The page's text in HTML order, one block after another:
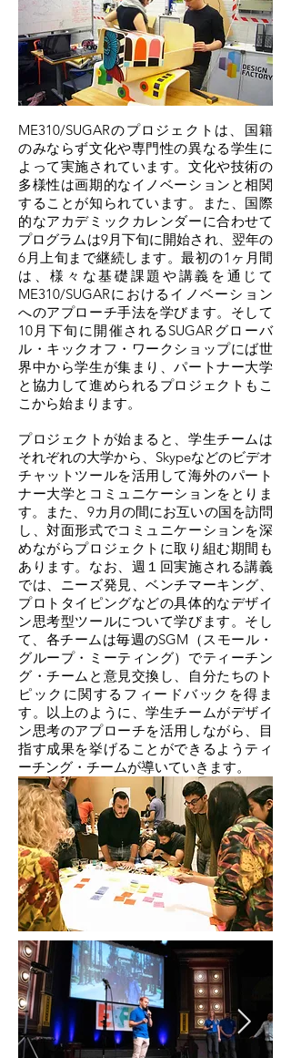
ME310/SUGARのプロジェクトは、国籍
のみならず文化や専門性の異なる学生に
よって実施されています。文化や技術の
多様性は画期的なイノベーションと相関
することが知られています。また、国際
的なアカデミックカレンダーに合わせて
プログラムは9月下旬に開始され、翌年の
6月上旬まで継続します。最初の1ヶ月間
は、様々な基礎課題や講義を通じて
ME310/SUGARにおけるイノベーション
へのアプローチ手法を学びます。そして
10月下旬に開催されるSUGARグローバ
ル・キックオフ・ワークショップにば世
界中から学生が集まり、パートナー大学
と協力して進められるプロジェクトもこ
こから始まります。
プロジェクトが始まると、学生チームは
それぞれの大学から、Skypeなどのビデオ
チャットツールを活用して海外のパート
ナー大学とコミュニケーションをとりま
す。また、9カ月の間にお互いの国を訪問
し、対面形式でコミュニケーションを深
めながらプロジェクトに取り組む期間も
あります。なお、週１回実施される講義
では、ニーズ発見、ベンチマーキング、
プロトタイピングなどの具体的なデザイ
ン思考型ツールについて学びます。そし
て、各チームは毎週のSGM（スモール・
グループ・ミーティング）でティーチン
グ・チームと意見交換し、自分たちのト
ピックに関するフィードバックを得ま
す。以上のように、学生チームがデザイ
ン思考のアプローチを活用しながら、目
指す成果を挙げることができるようティ
ーチング・チームが導いていきます。